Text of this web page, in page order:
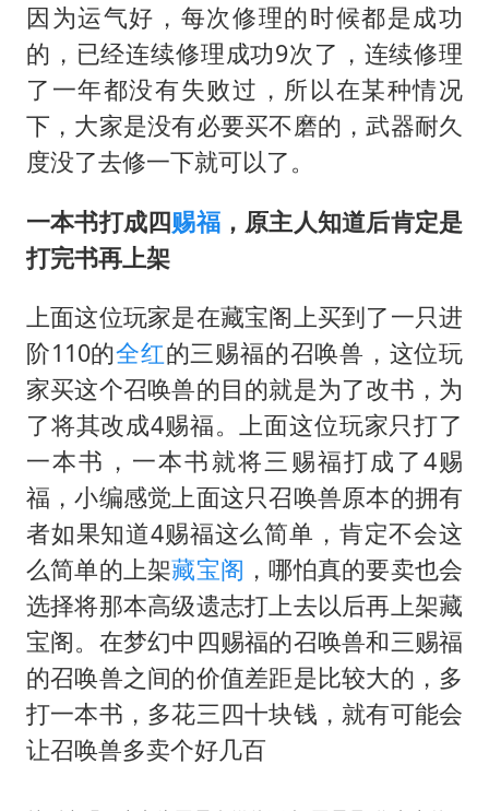
因为运气好，每次修理的时候都是成功
的，已经连续修理成功9次了，连续修理
了一年都没有失败过，所以在某种情况
下，大家是没有必要买不磨的，武器耐久
度没了去修一下就可以了。
一本书打成四赐福，原主人知道后肯定是
打完书再上架
上面这位玩家是在藏宝阁上买到了一只进
阶110的全红的三赐福的召唤兽，这位玩
家买这个召唤兽的目的就是为了改书，为
了将其改成4赐福。上面这位玩家只打了
一本书，一本书就将三赐福打成了4赐
福，小编感觉上面这只召唤兽原本的拥有
者如果知道4赐福这么简单，肯定不会这
么简单的上架藏宝阁 ，哪怕真的要卖也会
选择将那本高级遗志打上去以后再上架藏
宝阁。在梦幻中四赐福的召唤兽和三赐福
的召唤兽之间的价值差距是比较大的，多
打一本书，多花三四十块钱，就有可能会
让召唤兽多卖个好几百